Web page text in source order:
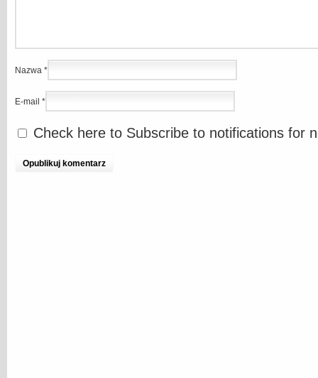
Nazwa *
E-mail *
Check here to Subscribe to notifications for